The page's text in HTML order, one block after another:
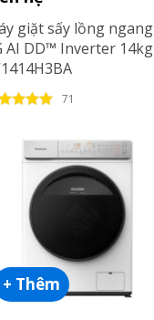
giặt sấy lồng ngang
AI DD™ Inverter 14kg
71
+ Thêm